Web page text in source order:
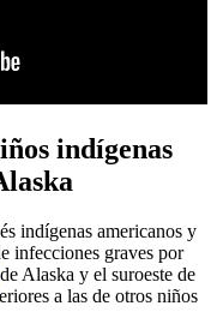
indígenas
indígenas americanos y
infecciones graves por
de Alaska y el suroeste de
a las de otros niños